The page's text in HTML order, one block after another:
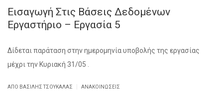
Εισαγωγή Στις Βάσεις Δεδομένων
Εργαστήριο – Εργασία 5
Δίδεται παράταση στην ημερομηνία υποβολής της εργασίας
μέχρι την Κυριακή 31/05 .
ΑΠΌ ΒΑΣΊΛΗΣ ΤΣΟΥΚΑΛΆΣ ΑΝΑΚΟΙΝΏΣΕΙΣ